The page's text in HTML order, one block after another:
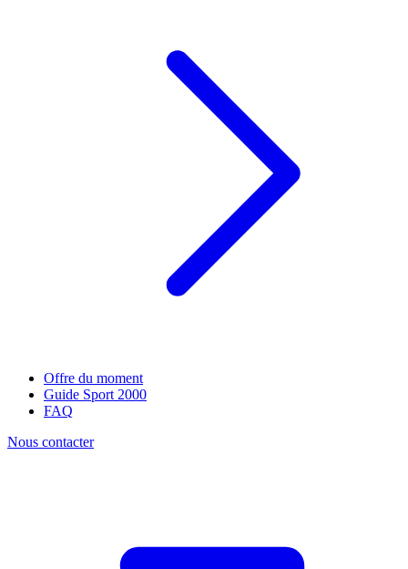
Offre du moment
Guide Sport 2000
FAQ
Nous contacter